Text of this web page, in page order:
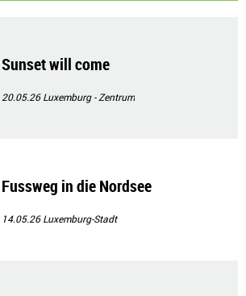
Sunset will come
20.05.26Luxemburg - Zentrum
Fussweg in die Nordsee
14.05.26Luxemburg-Stadt